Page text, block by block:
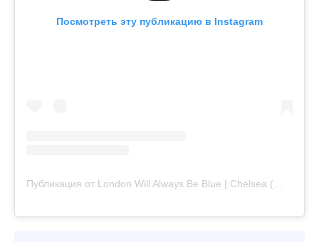
Посмотреть эту публикацию в Instagram